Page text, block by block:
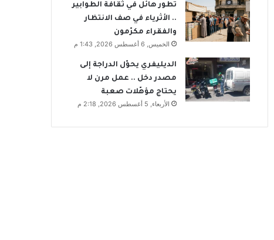
تطور هائل في ثقافة الطوابير
.. الأثرياء في صف الانتظار
والفقراء مكرّمون
الخميس, 6 أغسطس 2026, 1:43 م
الديليفري يحوّل الدراجة إلى
مصدر دخل .. عمل مرن لا
يحتاج مؤهّلات صعبة
الأربعاء, 5 أغسطس 2026, 2:18 م